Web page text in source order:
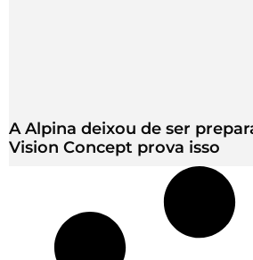
A Alpina deixou de ser
Vision Concept prova isso